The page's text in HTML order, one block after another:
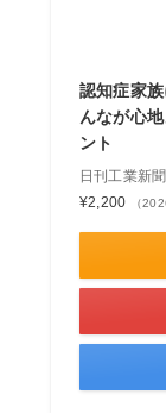
認知症家
んなが心
ント
日刊工業新
¥2,200
（